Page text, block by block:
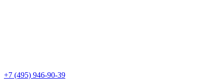
+7 (495) 946-90-39